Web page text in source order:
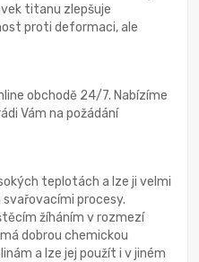
titanu zlepšuje
proti deformaci, ale
obchodě 24/7. Nabízíme
Vám na požádání
teplotách a lze ji velmi
procesy.
žíháním v rozmezí
dobrou chemickou
a lze jej použít i v jiném